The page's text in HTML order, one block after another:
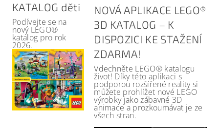
KATALOG děti
Podívejte se na
nový LEGO®
katalog pro rok
2026.
NOVÁ APLIKACE LEGO®
3D KATALOG – K
DISPOZICI KE STAŽENÍ
ZDARMA!
Vdechněte LEGO® katalogu
život! Díky této aplikaci s
podporou rozšířené reality si
můžete prohlížet nové LEGO
výrobky jako zábavné 3D
animace a prozkoumávat je ze
všech stran.